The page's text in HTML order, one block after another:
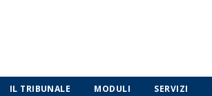
IL TRIBUNALE MODULI SERVIZI